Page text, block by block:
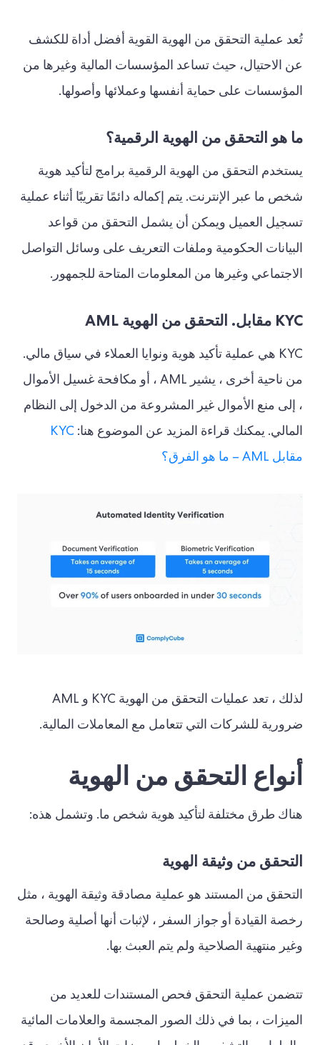
تُعد عملية التحقق من الهوية القوية أفضل أداة للكشف
عن الاحتيال، حيث تساعد المؤسسات المالية وغيرها من
المؤسسات على حماية أنفسها وعملائها وأصولها.
ما هو التحقق من الهوية الرقمية؟
يستخدم التحقق من الهوية الرقمية برامج لتأكيد هوية
شخص ما عبر الإنترنت. يتم إكماله دائمًا تقريبًا أثناء عملية
تسجيل العميل ويمكن أن يشمل التحقق من قواعد
البيانات الحكومية وملفات التعريف على وسائل التواصل
الاجتماعي وغيرها من المعلومات المتاحة للجمهور.
KYC مقابل. التحقق من الهوية AML
KYC هي عملية تأكيد هوية ونوايا العملاء في سياق مالي.
من ناحية أخرى ، يشير AML ، أو مكافحة غسيل الأموال
، إلى منع الأموال غير المشروعة من الدخول إلى النظام
المالي. يمكنك قراءة المزيد عن الموضوع هنا: KYC
مقابل AML – ما هو الفرق؟
لذلك ، تعد عمليات التحقق من الهوية KYC و AML
ضرورية للشركات التي تتعامل مع المعاملات المالية.
أنواع التحقق من الهوية
هناك طرق مختلفة لتأكيد هوية شخص ما. وتشمل هذه:
التحقق من وثيقة الهوية
التحقق من المستند هو عملية مصادقة وثيقة الهوية ، مثل
رخصة القيادة أو جواز السفر ، لإثبات أنها أصلية وصالحة
وغير منتهية الصلاحية ولم يتم العبث بها.
تتضمن عملية التحقق فحص المستندات للعديد من
الميزات ، بما في ذلك الصور المجسمة والعلامات المائية